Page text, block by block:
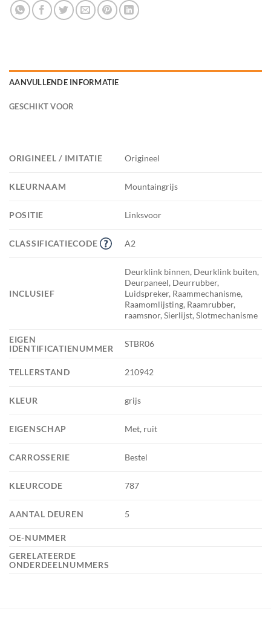
AANVULLENDE INFORMATIE
GESCHIKT VOOR
ORIGINEEL / IMITATIE Origineel
KLEURNAAM Mountaingrijs
POSITIE Linksvoor
CLASSIFICATIECODE A2
INCLUSIEF
Deurklink binnen, Deurklink buiten,
Deurpaneel, Deurrubber,
Luidspreker, Raammechanisme,
Raamomlijsting, Raamrubber,
raamsnor, Sierlijst, Slotmechanisme
EIGEN
IDENTIFICATIENUMMER
STBR06
TELLERSTAND 210942
KLEUR grijs
EIGENSCHAP Met, ruit
CARROSSERIE Bestel
KLEURCODE 787
AANTAL DEUREN 5
OE-NUMMER
GERELATEERDE
ONDERDEELNUMMERS